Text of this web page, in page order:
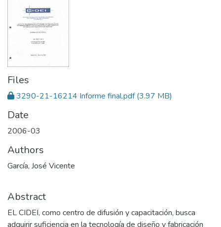
Files
3290-21-16214 Informe final.pdf(3.97 MB)
Date
2006-03
Authors
García, José Vicente
Abstract
EL CIDEI, como centro de difusión y capacitación, busca
adquirir suficiencia en la tecnología de diseño y fabricación